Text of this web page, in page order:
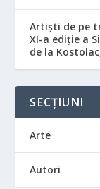
Artiști de pe
XI-a ediție a
de la
SECȚIUNI
Arte
Autori